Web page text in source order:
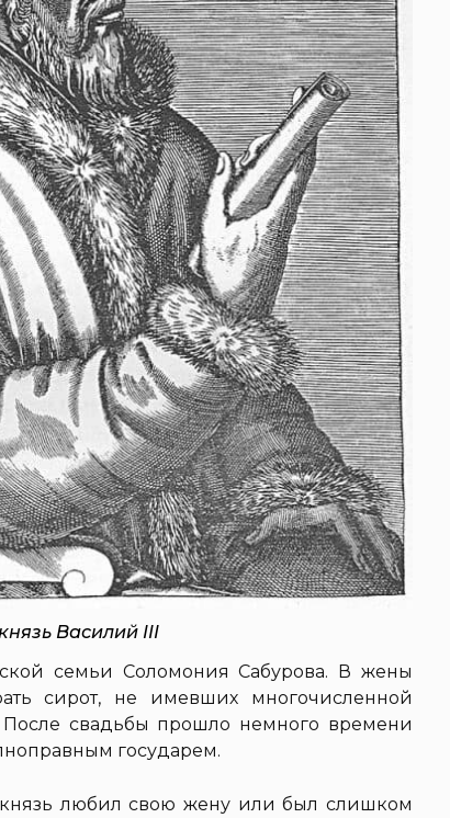
Василий III
семьи Соломония Сабурова. В жены
сирот, не имевших многочисленной
свадьбы прошло немного времени
государем.
князь любил свою жену или был слишком